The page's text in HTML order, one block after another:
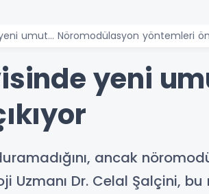
umut... Nöromodülasyon yöntemleri
yeni
ancak
Dr. Celal Şalçini,